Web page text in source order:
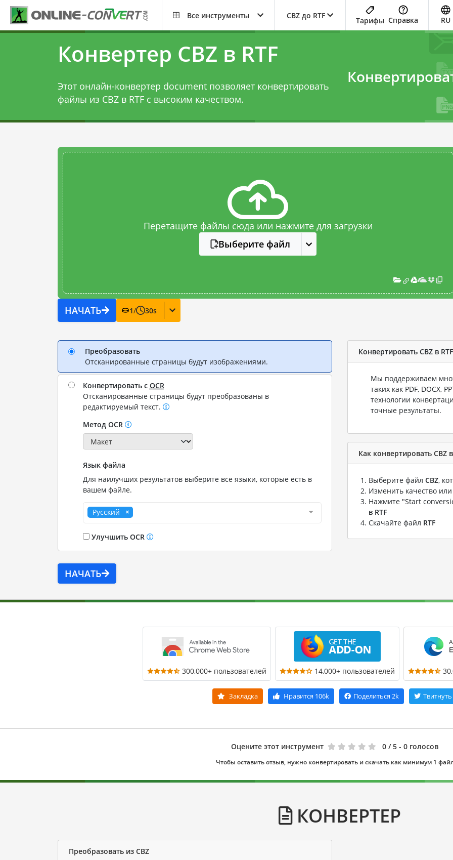
Все инструменты CBZ до RTF
Тарифы Справка RU
Конвертер CBZ в RTF
Этот онлайн-конвертер document позволяет конвертировать
файлы из CBZ в RTF с высоким качеством.
Перетащите файлы сюда или нажмите для загрузки
Выберите файл
НАЧАТЬ 1/ 30s
Преобразовать
Отсканированные страницы будут изображениями.
Конвертировать с OCR
Отсканированные страницы будут преобразованы в
редактируемый текст.
Метод OCR
Язык файла
Для наилучших результатов выберите все языки, которые есть в
вашем файле.
Русский
Улучшить OCR
НАЧАТЬ
Конвертировать CBZ в RTF
Мы поддерживаем
таких как PDF, DOCX,
технологии
точные результаты.
Как конвертировать CBZ
Выберите файл CBZ,
Изменить качество
Нажмите "Start
в RTF
Скачайте файл RTF
300,000+ пользователей 14,000+ пользователей
Закладка Нравится 106k Поделиться 2k Твитнуть
Оцените этот инструмент 0 / 5 - 0 голосов
Чтобы оставить отзыв, нужно конвертировать и скачать как минимум 1
КОНВЕРТЕР
Преобразовать из CBZ